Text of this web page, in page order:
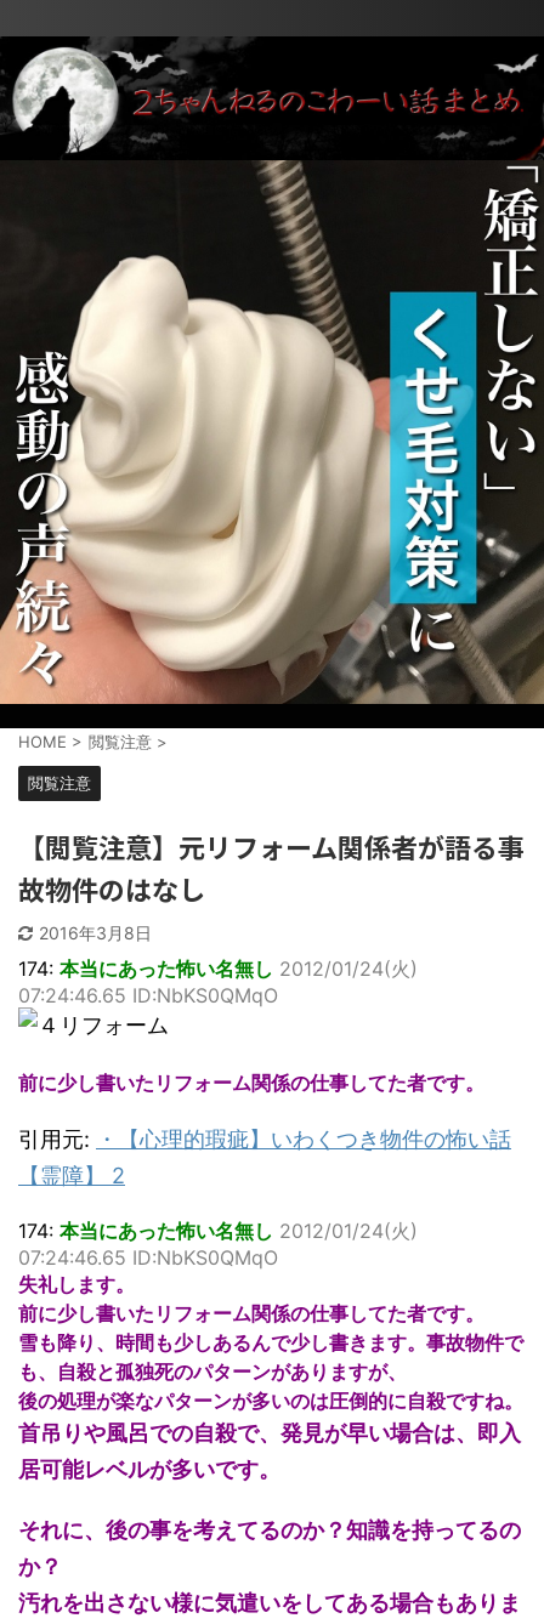
HOME > 閲覧注意 >
閲覧注意
【閲覧注意】元リフォーム関係者が語る事
故物件のはなし
2016年3月8日
174: 本当にあった怖い名無し 2012/01/24(火)
07:24:46.65 ID:NbKS0QMqO
前に少し書いたリフォーム関係の仕事してた者です。
引用元: ・
【心理的瑕疵】いわくつき物件の怖い話
【霊障】 2
174: 本当にあった怖い名無し 2012/01/24(火)
07:24:46.65 ID:NbKS0QMqO
失礼します。
前に少し書いたリフォーム関係の仕事してた者です。
雪も降り、時間も少しあるんで少し書きます。事故物件で
も、自殺と孤独死のパターンがありますが、
後の処理が楽なパターンが多いのは圧倒的に自殺ですね。
首吊りや風呂での自殺で、発見が早い場合は、即入
居可能レベルが多いです。
それに、後の事を考えてるのか？知識を持ってるの
か？
汚れを出さない様に気遣いをしてある場合もありま